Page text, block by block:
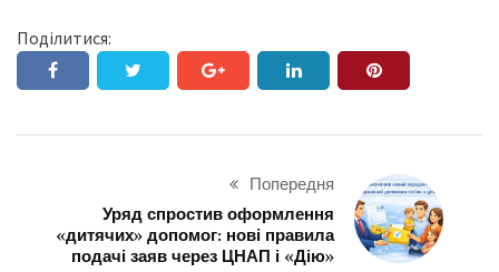
Поділитися:
Попередня
Уряд спростив оформлення
«дитячих» допомог: нові правила
подачі заяв через ЦНАП і «Дію»